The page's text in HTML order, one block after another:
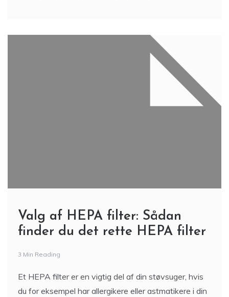
Valg af HEPA filter: Sådan
finder du det rette HEPA filter
3 Min Reading
Et HEPA filter er en vigtig del af din støvsuger, hvis
du for eksempel har allergikere eller astmatikere i din